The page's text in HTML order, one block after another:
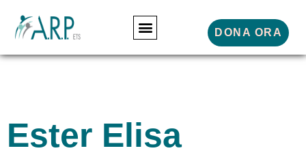
DONA ORA
Ester Elisa